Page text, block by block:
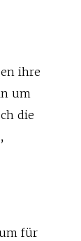
ihre
um
die
für